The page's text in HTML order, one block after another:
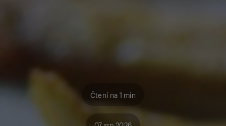
Čtení na 1 min